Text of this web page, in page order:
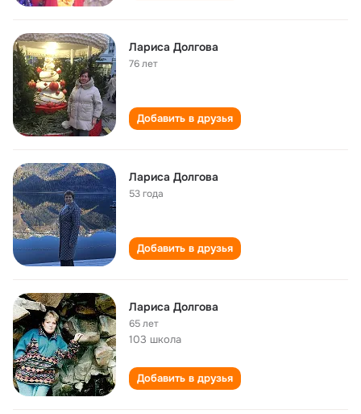
Лариса Долгова
76 лет
Добавить в друзья
Лариса Долгова
53 года
Добавить в друзья
Лариса Долгова
65 лет
103 школа
Добавить в друзья